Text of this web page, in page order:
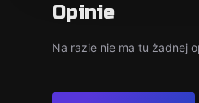
Opinie
Na razie nie ma tu żadnej